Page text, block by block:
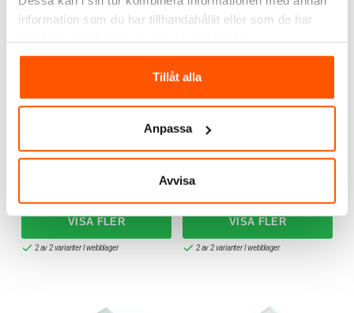
information som du har tillhandahållit eller som de har
Tillåt alla
Anpassa
Avvisa
Namron Edge Vägguttag
1-vägs UTP Jordat
-26%
2 av 2 varianter I webblager
Namron Edge Vägguttag
2-vägs Infällt Jordat
Namron
63,00 kr
2 av 2 varianter I webblager